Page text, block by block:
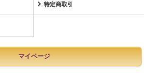
特定商取引
マイページ